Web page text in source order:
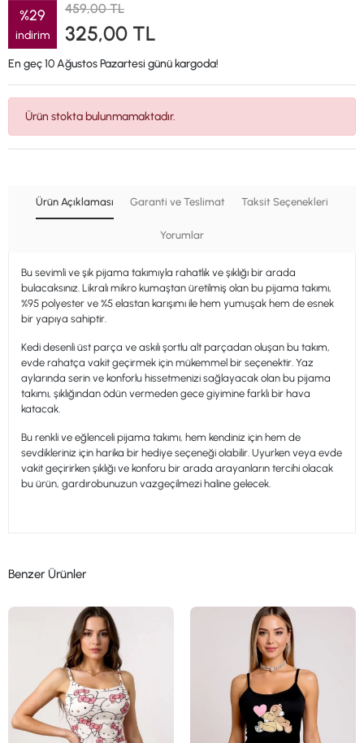
%29
indirim
459,00 TL
325,00 TL
En geç 10 Ağustos Pazartesi günü kargoda!
Ürün stokta bulunmamaktadır.
Ürün Açıklaması Garanti ve Teslimat Taksit Seçenekleri
Yorumlar
Bu sevimli ve şık pijama takımıyla rahatlık ve şıklığı bir arada
bulacaksınız. Likralı mikro kumaştan üretilmiş olan bu pijama takımı,
%95 polyester ve %5 elastan karışımı ile hem yumuşak hem de esnek
bir yapıya sahiptir.
Kedi desenli üst parça ve askılı şortlu alt parçadan oluşan bu takım,
evde rahatça vakit geçirmek için mükemmel bir seçenektir. Yaz
aylarında serin ve konforlu hissetmenizi sağlayacak olan bu pijama
takımı, şıklığından ödün vermeden gece giyimine farklı bir hava
katacak.
Bu renkli ve eğlenceli pijama takımı, hem kendiniz için hem de
sevdikleriniz için harika bir hediye seçeneği olabilir. Uyurken veya evde
vakit geçirirken şıklığı ve konforu bir arada arayanların tercihi olacak
bu ürün, gardırobunuzun vazgeçilmezi haline gelecek.
Benzer Ürünler